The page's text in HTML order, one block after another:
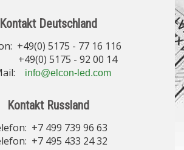
Kontakt Deutschland
+49(0) 5175 - 77 16 116
+49(0) 5175 - 92 00 14
info@elcon-led.com
Kontakt Russland
+7 499 739 96 63
+7 495 433 24 32